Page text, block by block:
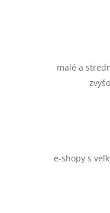
malé a
e-shopy s